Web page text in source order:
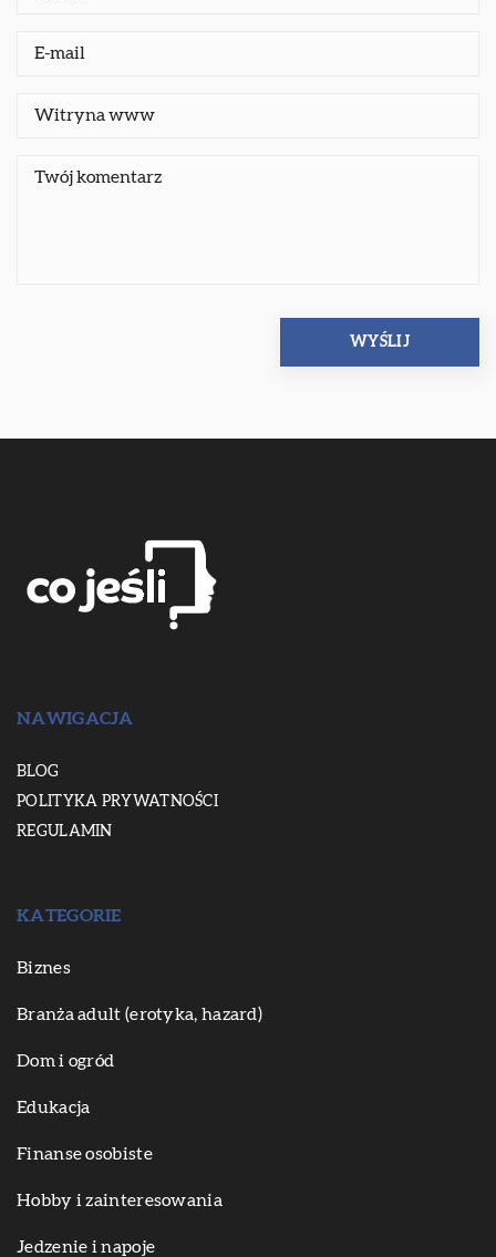
NAWIGACJA
BLOG
POLITYKA PRYWATNOŚCI
REGULAMIN
KATEGORIE
Biznes
Branża adult (erotyka, hazard)
Dom i ogród
Edukacja
Finanse osobiste
Hobby i zainteresowania
Jedzenie i napoje